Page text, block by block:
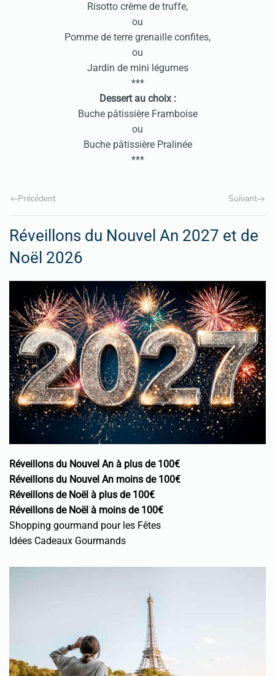
Risotto crème de truffe,
ou
Pomme de terre grenaille confites,
ou
Jardin de mini légumes
***
Dessert au choix :
Buche pâtissière Framboise
ou
Buche pâtissière Pralinée
***
Précédent Suivant
Réveillons du Nouvel An 2027 et de
Noël 2026
Réveillons du Nouvel An à plus de 100€
Réveillons du Nouvel An moins de 100€
Réveillons de Noël à plus de 100€
Réveillons de Noël à moins de 100€
Shopping gourmand pour les Fêtes
Idées Cadeaux Gourmands